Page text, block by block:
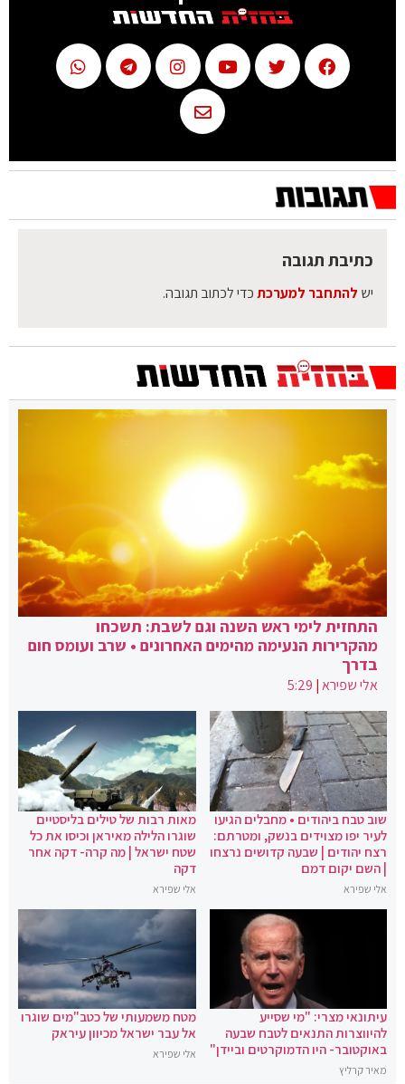
כתיבת תגובה
יש להתחבר למערכתכדי לכתוב תגובה.
התחזית לימי ראש השנה וגם לשבת: תשכחו
מהקרירות הנעימה מהימים האחרונים • שרב ועומס חום
בדרך
אלי שפירא|
5:29
שוב טבח ביהודים • מחבלים הגיעו
לעיר יפו מצוידים בנשק, ומטרתם:
רצח יהודים | שבעה קדושים נרצחו
| השם יקום דמם
אלי שפירא
מאות רבות של טילים בליסטיים
שוגרו הלילה מאיראן וכיסו את כל
שטח ישראל | מה קרה- דקה אחר
דקה
אלי שפירא
עיתונאי מצרי: "מי שסייע
להיווצרות התנאים לטבח שבעה
באוקטובר- היו הדמוקרטים וביידן"
מאיר קרליץ
מטח משמעותי של כטב"מים שוגרו
אל עבר ישראל מכיוון עיראק
אלי שפירא